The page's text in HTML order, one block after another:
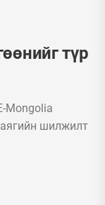
түр
Mongolia
шилжилт